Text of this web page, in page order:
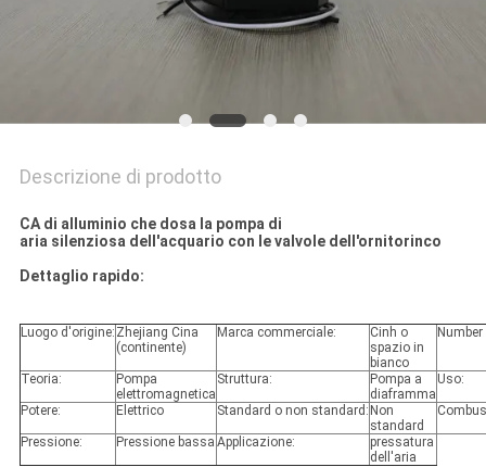
Descrizione di prodotto
CA di alluminio che dosa la pompa di
aria silenziosa dell'acquario con le valvole dell'ornitorinco
Dettaglio rapido:
Luogo d'origine: Zhejiang Cina
(continente)
Marca commerciale:
Cinh o
spazio in
bianco
Teoria:
Pompa
elettromagnetica
Struttura:
Pompa a
diaframma
Uso:
Potere: Elettrico Standard o non standard: Non
standard
Pressione: Pressione bassa Applicazione:
pressatura
dell'aria